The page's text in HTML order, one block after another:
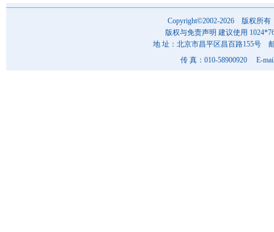
Copyright©2002-2026 版权所有
版权与免责声明 建议使用
地 址：北京市昌平区昌百路155号
传 真：010-58900920 E-